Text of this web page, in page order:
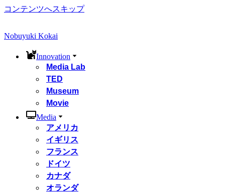
コンテンツへスキップ
Nobuyuki Kokai
Innovation
Media Lab
TED
Museum
Movie
Media
アメリカ
イギリス
フランス
ドイツ
カナダ
オランダ